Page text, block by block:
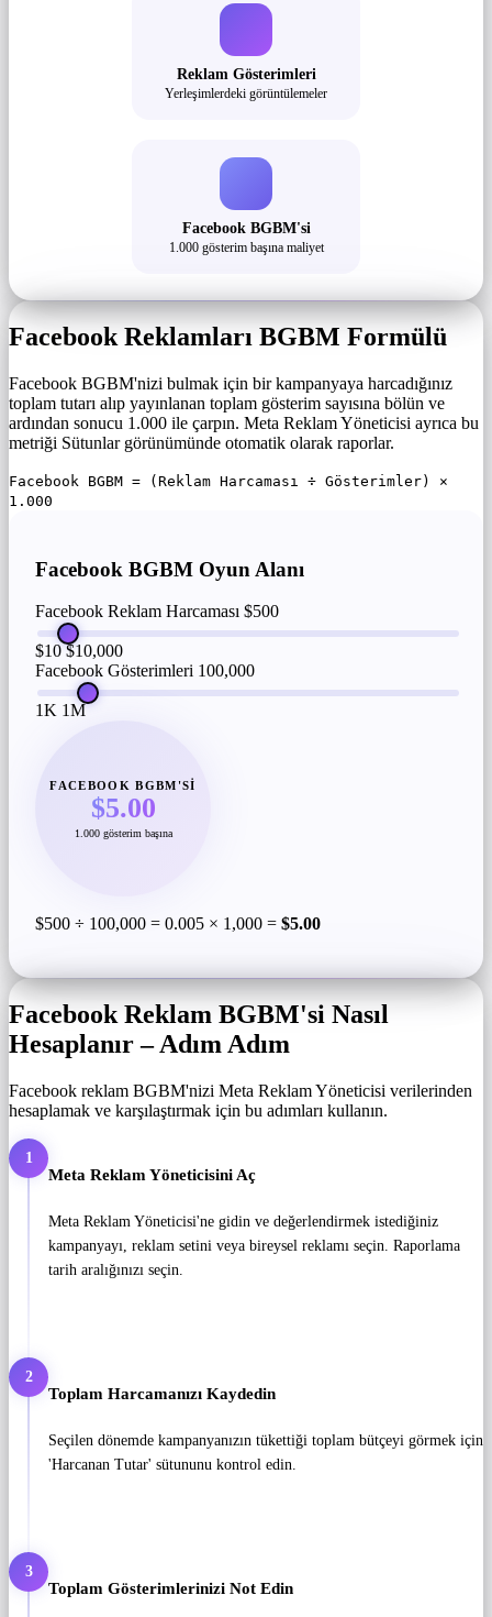
Reklam Gösterimleri
Yerleşimlerdeki görüntülemeler
Facebook BGBM'si
1.000 gösterim başına maliyet
Facebook Reklamları BGBM Formülü
Facebook BGBM'nizi bulmak için bir kampanyaya harcadığınız
toplam tutarı alıp yayınlanan toplam gösterim sayısına bölün ve
ardından sonucu 1.000 ile çarpın. Meta Reklam Yöneticisi ayrıca bu
metriği Sütunlar görünümünde otomatik olarak raporlar.
Facebook BGBM = (Reklam Harcaması ÷ Gösterimler) ×
1.000
Facebook BGBM Oyun Alanı
Facebook Reklam Harcaması $500
$10 $10,000
Facebook Gösterimleri 100,000
1K 1M
FACEBOOK BGBM'SI
$5.00
1.000 gösterim başına
$500 ÷ 100,000 = 0.005 × 1,000 = $5.00
Facebook Reklam BGBM'si Nasıl
Hesaplanır – Adım Adım
Facebook reklam BGBM'nizi Meta Reklam Yöneticisi verilerinden
hesaplamak ve karşılaştırmak için bu adımları kullanın.
1
Meta Reklam Yöneticisini Aç
Meta Reklam Yöneticisi'ne gidin ve değerlendirmek istediğiniz
kampanyayı, reklam setini veya bireysel reklamı seçin. Raporlama
tarih aralığınızı seçin.
2
Toplam Harcamanızı Kaydedin
Seçilen dönemde kampanyanızın tükettiği toplam bütçeyi görmek için
'Harcanan Tutar' sütununu kontrol edin.
3
Toplam Gösterimlerinizi Not Edin